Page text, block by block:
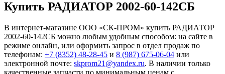
Купить РАДИАТОР 2002-60-142СБ
В интернет-магазине ООО «СК-ПРОМ» купить РАДИАТОР
2002-60-142СБ можно любым удобным способом: на сайте в
режиме онлайн, или оформить запрос в отдел продаж по
телефонам: +7 (8352) 48-28-45 и 8 (987) 675-06-04 или
электронной почте: skprom21@yandex.ru. В наличии только